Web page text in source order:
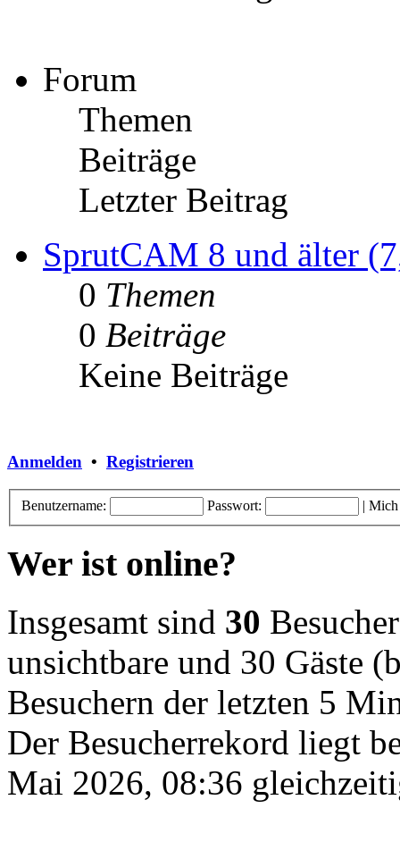
Forum
Themen
Beiträge
Letzter Beitrag
SprutCAM 8 und älter
0 Themen
0 Beiträge
Keine Beiträge
Anmelden • Registrieren
Benutzername: Passwort: | Mich
Wer ist online?
Insgesamt sind 30
unsichtbare und 30 Gäste
Besuchern der letzten 5
Der Besucherrekord liegt
Mai 2026, 08:36